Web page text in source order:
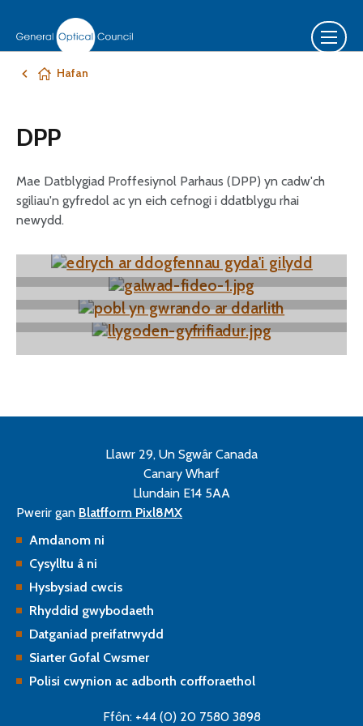
Hafan
DPP
Mae Datblygiad Proffesiynol Parhaus (DPP) yn cadw'ch
sgiliau'n gyfredol ac yn eich cefnogi i ddatblygu rhai
newydd.
Gwybodaeth i gofrestrwyr: cyflwyniad a gofynion
DPP
Gwybodaeth i ddarparwyr DPP presennol
Gwybodaeth i ddarparwyr DPP newydd
Llawr 29, Un Sgwâr Canada
Canary Wharf
Llundain E14 5AA
Pwerir gan Blatfform Pixl8MX
Amdanom ni
Cysylltu â ni
Hysbysiad cwcis
Rhyddid gwybodaeth
Datganiad preifatrwydd
Siarter Gofal Cwsmer
Polisi cwynion ac adborth corfforaethol
Ffôn: +44 (0) 20 7580 3898